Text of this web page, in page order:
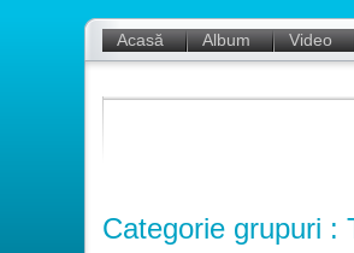
Acasă Album Video
Categorie grupuri :